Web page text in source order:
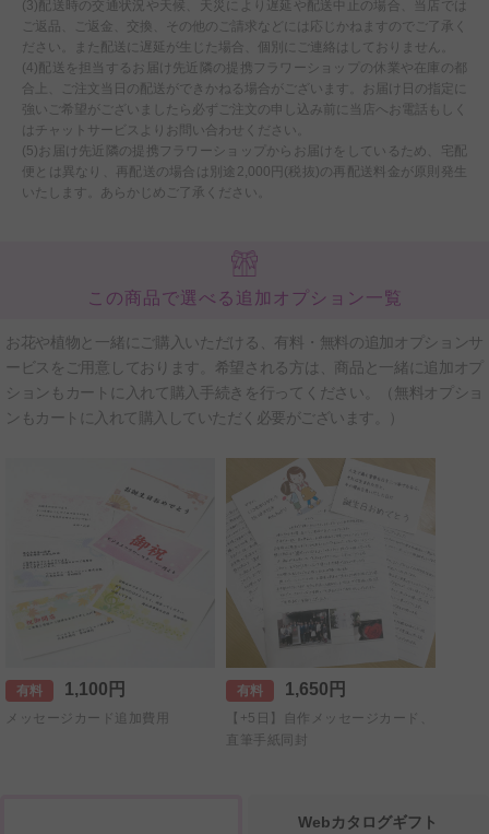
(3)配送時の交通状況や天候、天災により遅延や配送中止の場合、当店では
ご返品、ご返金、交換、その他のご請求などには応じかねますのでご了承く
ださい。また配送に遅延が生じた場合、個別にご連絡はしておりません。
(4)配送を担当するお届け先近隣の提携フラワーショップの休業や在庫の都
合上、ご注文当日の配送ができかねる場合がございます。お届け日の指定に
強いご希望がございましたら必ずご注文の申し込み前に当店へお電話もしく
はチャットサービスよりお問い合わせください。
(5)お届け先近隣の提携フラワーショップからお届けをしているため、宅配
便とは異なり、再配送の場合は別途2,000円(税抜)の再配送料金が原則発生
いたします。あらかじめご了承ください。
この商品で選べる追加オプション一覧
お花や植物と一緒にご購入いただける、有料・無料の追加オプションサ
ービスをご用意しております。希望される方は、商品と一緒に追加オプ
ションもカートに入れて購入手続きを行ってください。（無料オプショ
ンもカートに入れて購入していただく必要がございます。）
有料 1,100円
メッセージカード追加費用
有料 1,650円
【+5日】自作メッセージカード、
直筆手紙同封
Webカタログギフト